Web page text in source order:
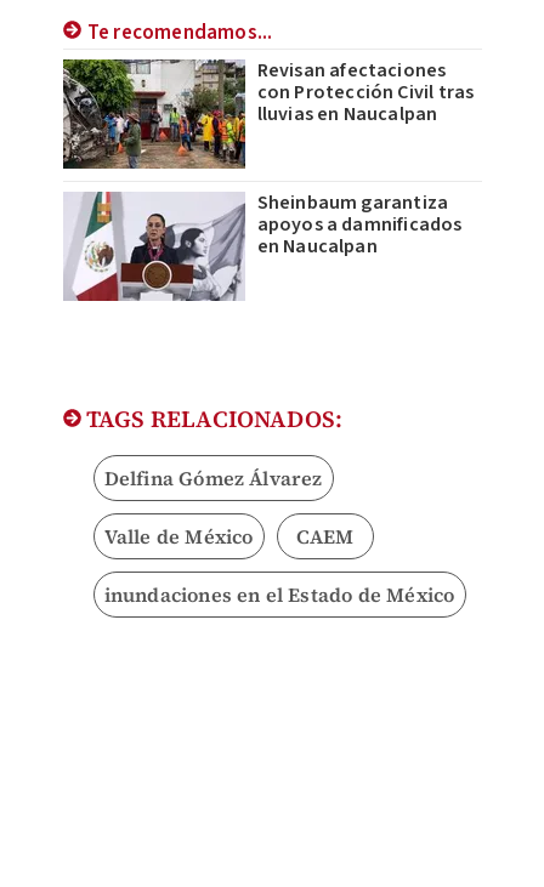
Te recomendamos...
Revisan afectaciones
con Protección Civil tras
lluvias en Naucalpan
Sheinbaum garantiza
apoyos a damnificados
en Naucalpan
TAGS RELACIONADOS:
Delfina Gómez Álvarez
Valle de México CAEM
inundaciones en el Estado de México